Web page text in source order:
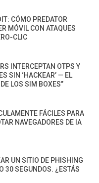
CÓMO PREDATOR
MÓVIL CON ATAQUES
CLIC
INTERCEPTAN OTPS Y
SIN ‘HACKEAR’ — EL
LOS SIM BOXES”
FÁCILES PARA
NAVEGADORES DE IA
UN SITIO DE PHISHING
30 SEGUNDOS. ¿ESTÁS